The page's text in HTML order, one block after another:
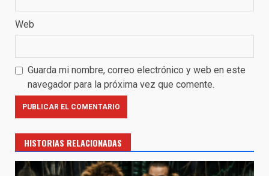
Web
Guarda mi nombre, correo electrónico y web en este
navegador para la próxima vez que comente.
HISTORIAS RELACIONADAS